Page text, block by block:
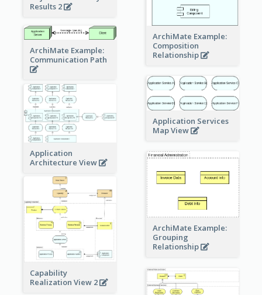
ArchiMate Example:
Composition
Relationship
Results 2
ArchiMate Example:
Communication Path
Application Services
Map View
Application
Architecture View
ArchiMate Example:
Grouping
Relationship
Capability
Realization View 2